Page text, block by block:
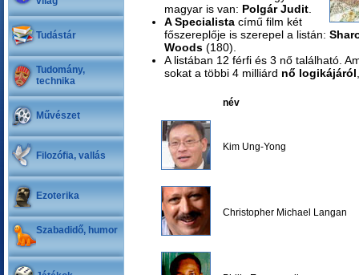
Tudástár
Tudomány,
technika
Művészet
Filozófia, vallás
Ezoterika
Szabadidő, humor
magyar is van: Polgár Judit
A Specialista című film két
főszereplője is szerepel a listán:
Woods (180).
A listában 12 férfi és 3 nő található.
sokat a többi 4 milliárd nő logikájáról
név
Kim Ung-Yong
Christopher Michael Langan